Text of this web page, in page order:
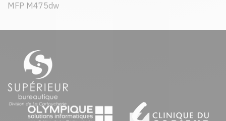
MFP M475dw